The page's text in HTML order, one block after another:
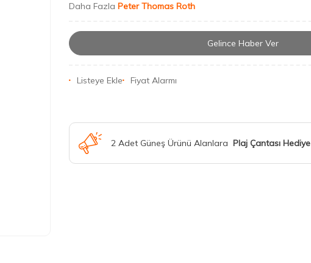
Daha Fazla Peter Thomas Roth
Gelince Haber Ver
Listeye Ekle Fiyat Alarmı
2 Adet Güneş Ürünü Alanlara Plaj Çantası Hediye